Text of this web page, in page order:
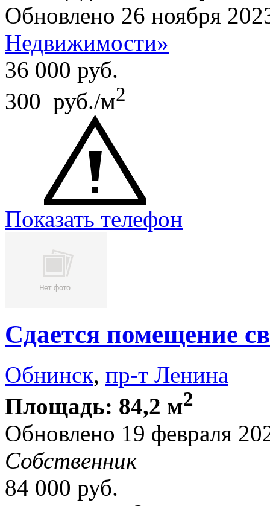
Обновлено 26 ноября
Недвижимости»
36 000 руб.
300 руб./м2
Показать телефон
Сдается помещение
Обнинск, пр-т Ленина
Площадь: 84,2 м2
Обновлено 19 февраля
Собственник
84 000 руб.